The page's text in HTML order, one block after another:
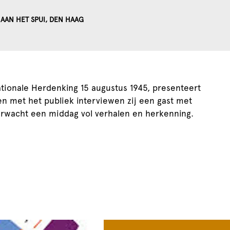
HET SPUI, DEN HAAG
Herdenking 15 augustus 1945, presenteert
met het publiek interviewen zij een gast met
een middag vol verhalen en herkenning.